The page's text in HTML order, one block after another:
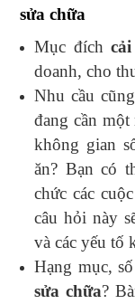
sửa chữa
Mục đích
doanh, cho
Nhu cầu
đang cần
không gian
ăn? Bạn có
chức các
câu hỏi này
và các yếu tố
Hạng mục,
sửa chữa?